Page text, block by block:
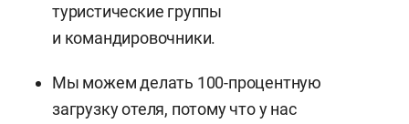
туристические группы
и командировочники.
Мы можем делать 100-процентную
загрузку отеля, потому что у нас